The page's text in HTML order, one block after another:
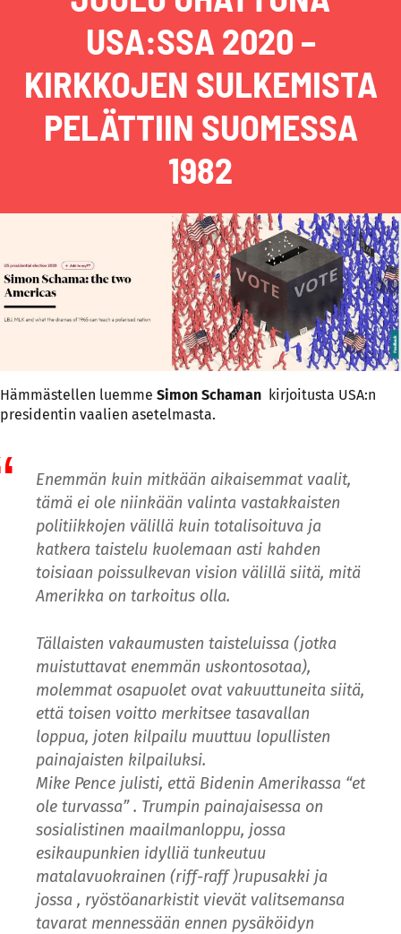
USA:SSA 2020 –
KIRKKOJEN SULKEMISTA
PELÄTTIIN SUOMESSA
1982
Hämmästellen luemme Simon Schaman kirjoitusta USA:n
presidentin vaalien asetelmasta.
Enemmän kuin mitkään aikaisemmat vaalit,
tämä ei ole niinkään valinta vastakkaisten
politiikkojen välillä kuin totalisoituva ja
katkera taistelu kuolemaan asti kahden
toisiaan poissulkevan vision välillä siitä, mitä
Amerikka on tarkoitus olla.
Tällaisten vakaumusten taisteluissa (jotka
muistuttavat enemmän uskontosotaa),
molemmat osapuolet ovat vakuuttuneita siitä,
että toisen voitto merkitsee tasavallan
loppua, joten kilpailu muuttuu lopullisten
painajaisten kilpailuksi.
Mike Pence julisti, että Bidenin Amerikassa “et
ole turvassa” . Trumpin painajaisessa on
sosialistinen maailmanloppu, jossa
esikaupunkien idylliä tunkeutuu
matalavuokrainen (riff-raff )rupusakki ja
jossa , ryöstöanarkistit vievät valitsemansa
tavarat mennessään ennen pysäköidyn